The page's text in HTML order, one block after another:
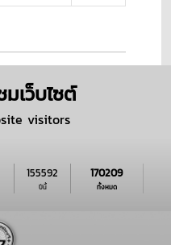
เว็บไซต์
visitors
ปีนี้
155592
ทั้งหมด
170209